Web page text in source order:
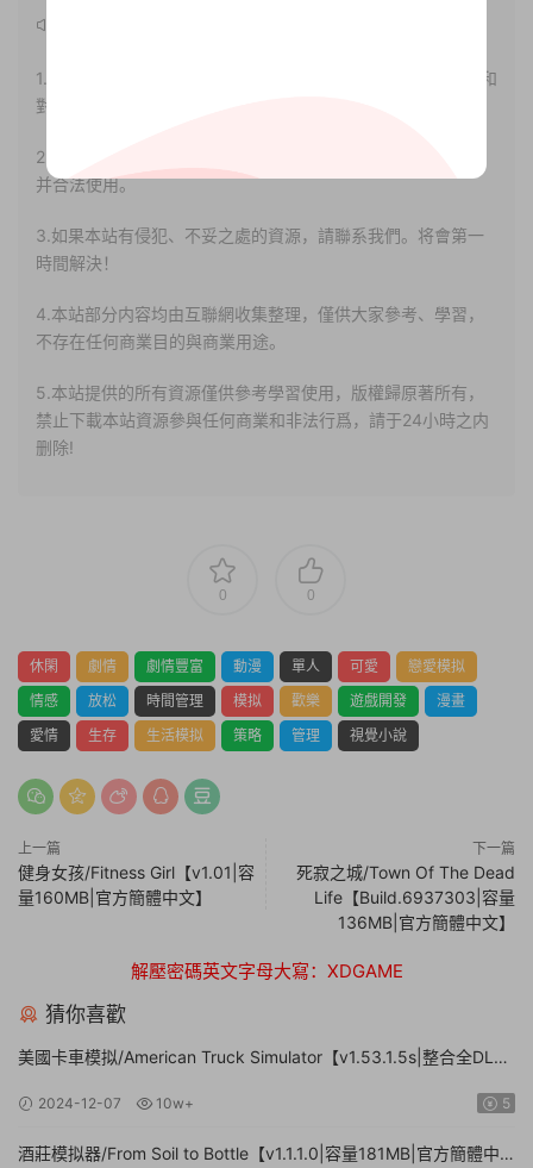
1.本站部分内容轉載自其它媒體，但并不代表本站贊同其觀點和
對其真實性負責。
2.若您需要商業運營或用于其他商業活動，請您購買正版授權
并合法使用。
3.如果本站有侵犯、不妥之處的資源，請聯系我們。将會第一
時間解決！
4.本站部分内容均由互聯網收集整理，僅供大家參考、學習，
不存在任何商業目的與商業用途。
5.本站提供的所有資源僅供參考學習使用，版權歸原著所有，
禁止下載本站資源參與任何商業和非法行爲，請于24小時之内
删除!
0 0
休閑 劇情 劇情豐富 動漫 單人 可愛
戀愛模拟
情感
放松 時間管理 模拟 歡樂 遊戲開發
漫畫
愛情
生存 生活模拟 策略 管理 視覺小說
上一篇
健身女孩/Fitness Girl【v1.01|容
量160MB|官方簡體中文】
下一篇
死寂之城/Town Of The Dead
Life【Build.6937303|容量
136MB|官方簡體中文】
解壓密碼英文字母大寫：XDGAME
猜你喜歡
美國卡車模拟/American Truck Simulator【v1.53.1.5s|整合全DLC|
2024-12-07 10w+ 5
酒莊模拟器/From Soil to Bottle【v1.1.1.0|容量181MB|官方簡體中